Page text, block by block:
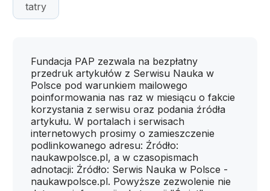
tatry
Fundacja PAP zezwala na bezpłatny
przedruk artykułów z Serwisu Nauka w
Polsce pod warunkiem mailowego
poinformowania nas raz w miesiącu o fakcie
korzystania z serwisu oraz podania źródła
artykułu. W portalach i serwisach
internetowych prosimy o zamieszczenie
podlinkowanego adresu: Źródło:
naukawpolsce.pl, a w czasopismach
adnotacji: Źródło: Serwis Nauka w Polsce -
naukawpolsce.pl. Powyższe zezwolenie nie